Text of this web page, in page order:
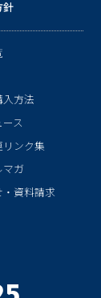
針
入方法
ス
リンク集
マガ
資料請求